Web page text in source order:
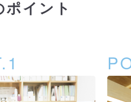
ポイント